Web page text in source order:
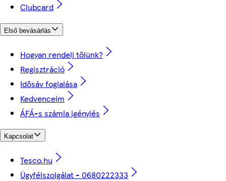
Clubcard
Első bevásárlás
Hogyan rendelj tőlünk?
Regisztráció
Idősáv foglalása
Kedvenceim
ÁFÁ-s számla igénylés
Kapcsolat
Tesco.hu
Ügyfélszolgálat - 0680222333